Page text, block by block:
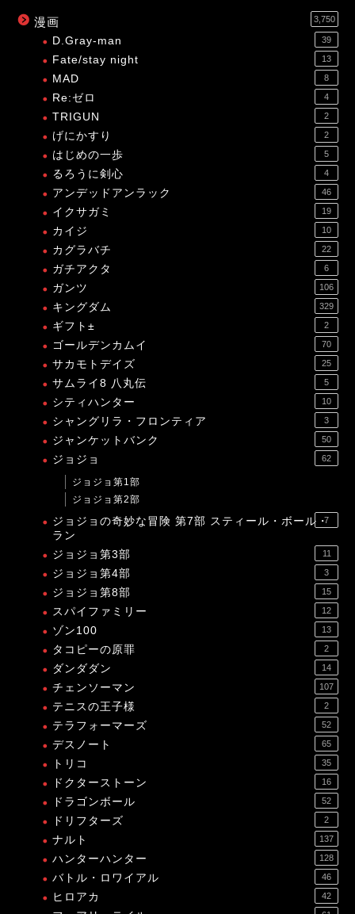
漫画 3,750
D.Gray-man 39
Fate/stay night 13
MAD 8
Re:ゼロ 4
TRIGUN 2
げにかすり 2
はじめの一歩 5
るろうに剣心 4
アンデッドアンラック 46
イクサガミ 19
カイジ 10
カグラバチ 22
ガチアクタ 6
ガンツ 106
キングダム 329
ギフト± 2
ゴールデンカムイ 70
サカモトデイズ 25
サムライ8 八丸伝 5
シティハンター 10
シャングリラ・フロンティア 3
ジャンケットバンク 50
ジョジョ 62
ジョジョ第1部
ジョジョ第2部
ジョジョの奇妙な冒険 第7部 スティール・ボール・
ラン
7
ジョジョ第3部 11
ジョジョ第4部 3
ジョジョ第8部 15
スパイファミリー 12
ゾン100 13
タコピーの原罪 2
ダンダダン 14
チェンソーマン 107
テニスの王子様 2
テラフォーマーズ 52
デスノート 65
トリコ 35
ドクターストーン 16
ドラゴンボール 52
ドリフターズ 2
ナルト 137
ハンターハンター 128
バトル・ロワイアル 46
ヒロアカ 42